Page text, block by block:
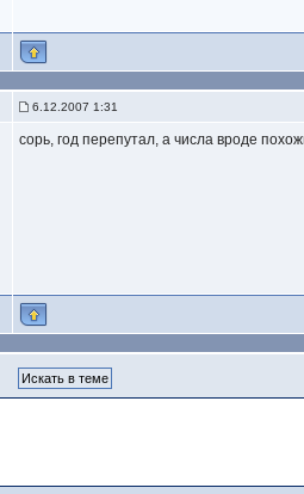
6.12.2007 1:31
сорь, год перепутал, а числа вроде